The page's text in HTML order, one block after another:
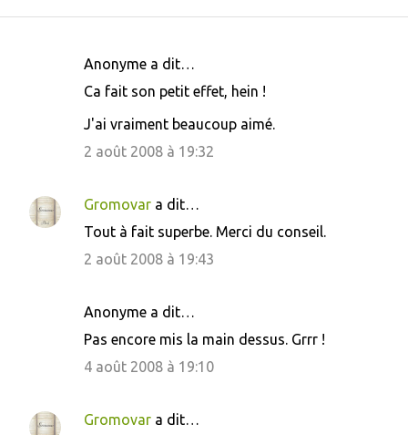
n
t
Anonyme a dit…
Ca fait son petit effet, hein !
J'ai vraiment beaucoup aimé.
2 août 2008 à 19:32
Gromovar a dit…
Tout à fait superbe. Merci du conseil.
2 août 2008 à 19:43
Anonyme a dit…
Pas encore mis la main dessus. Grrr !
4 août 2008 à 19:10
Gromovar a dit…